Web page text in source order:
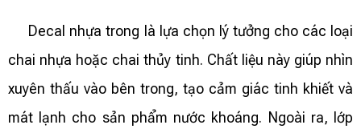
Decal nhựa trong là lựa chọn lý tưởng cho các loại
chai nhựa hoặc chai thủy tinh. Chất liệu này giúp nhìn
xuyên thấu vào bên trong, tạo cảm giác tinh khiết và
mát lạnh cho sản phẩm nước khoáng. Ngoài ra, lớp